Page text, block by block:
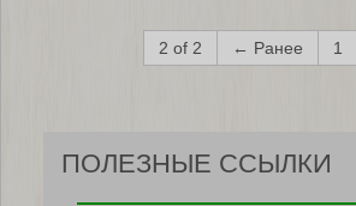
2 of 2 ← Ранее 1
ПОЛЕЗНЫЕ ССЫЛКИ